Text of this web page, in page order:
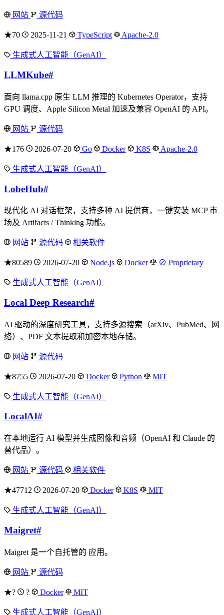
网站 源代码
★70 2025-11-21 TypeScript Apache-2.0
生成式人工智能（GenAI）
LLMKube#
面向 llama.cpp 原生 LLM 推理的 Kubernetes Operator，支持
GPU 调度、Apple Silicon Metal 加速及兼容 OpenAI 的 API。
网站 源代码
★176 2026-07-20 Go Docker K8S Apache-2.0
生成式人工智能（GenAI）
LobeHub#
现代化 AI 对话框架，支持多种 AI 提供商，一键安装 MCP 市
场及 Artifacts / Thinking 功能。
网站 源代码 相关软件
★80589 2026-07-20 Node.js Docker ⊘ Proprietary
生成式人工智能（GenAI）
Local Deep Research#
AI 驱动的深度研究工具，支持多源搜索（arXiv、PubMed、网
络）、PDF 文本提取和加密本地存储。
网站 源代码
★8755 2026-07-20 Docker Python MIT
生成式人工智能（GenAI）
LocalAI#
在本地运行 AI 模型并生成图像和音频（OpenAI 和 Claude 的
替代品）。
网站 源代码 相关软件
★47712 2026-07-20 Docker K8S MIT
生成式人工智能（GenAI）
Maigret#
Maigret 是一个自托管的 应用。
网站 源代码
★? ? Docker MIT
生成式人工智能（GenAI）